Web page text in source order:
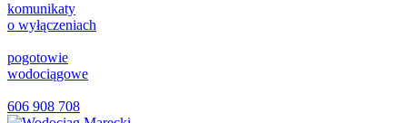
komunikaty
o wyłączeniach
pogotowie
wodociągowe
606 908 708